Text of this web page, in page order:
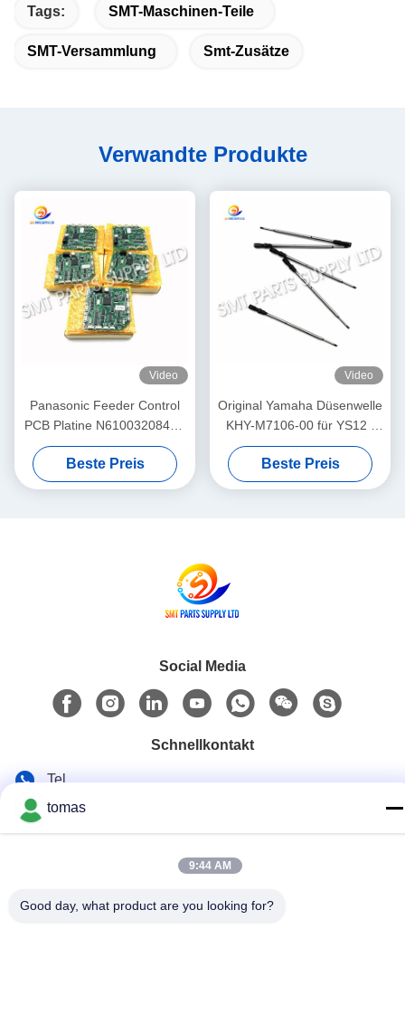
Tags: SMT-Maschinen-Teile
SMT-Versammlung Smt-Zusätze
Verwandte Produkte
Video
Panasonic Feeder Control
PCB Platine N610032084AA
/ KXF0DWTHA00 (MC12CX-
5) – Für CM402 CM602
NPM 8mm / 12mm / 16mm
Beste Preis
Video
Original Yamaha Düsenwelle
KHY-M7106-00 für YS12 /
YS24 / YG12F SMT
Bestückungsautomaten
Beste Preis
Social Media
Schnellkontakt
Tel.
86--13861307079
tomas@smtmachine-parts.com
Adresse
tomas
9:44 AM
Good day, what product are you looking for?